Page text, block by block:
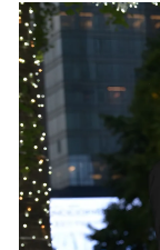
气质绝美敏敏
黑色连衣裙女
肉丝大长腿果
第四篇:天蓝
黑色短裙小姐